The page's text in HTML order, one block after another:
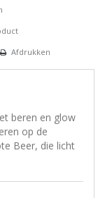
Afdrukken
beren en glow
op de
Beer, die licht